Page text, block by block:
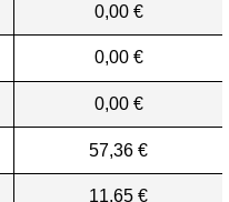
0,00 €
0,00 €
0,00 €
57,36 €
11,65 €